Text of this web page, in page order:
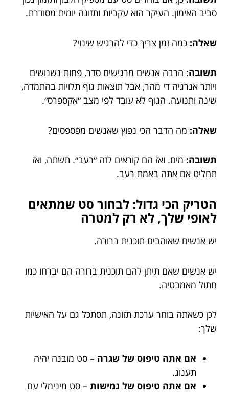
סביב האימון. העיקר הוא עקביות ותזונה יומית מסודרת.
שאלה: כמה זמן צריך כדי להרגיש שינוי?
תשובה: הרבה אנשים מרגישים סדר, פחות נשנושים
ויותר אנרגיה די מהר, אבל תוצאות גוף תלויות בהתמדה,
שינה ותנועה. הגוף לא עובד לפי מצב ״אקספרס״.
שאלה: מה הדבר הכי נפוץ שאנשים מפספסים?
תשובה: מים. ואז הם קוראים לזה ״רעב״. תשתה, ואז
תחליט אם אתה באמת רעב.
הטריק הכי גדול: לבחור סט שמתאים
לאופי שלך, לא רק למטרה
יש אנשים שאוהבים תוכנית ברורה.
יש אנשים שאם תיתן להם תוכנית ברורה הם יברחו כמו
חתול מאמבטיה.
לכן כשאתה בוחר ערכת תזונה, תסתכל גם על האישיות
שלך:
אם אתה טיפוס של שגרה – סט מובנה יהיה
תענוג.
אם אתה טיפוס של גמישות – סט מינימלי עם